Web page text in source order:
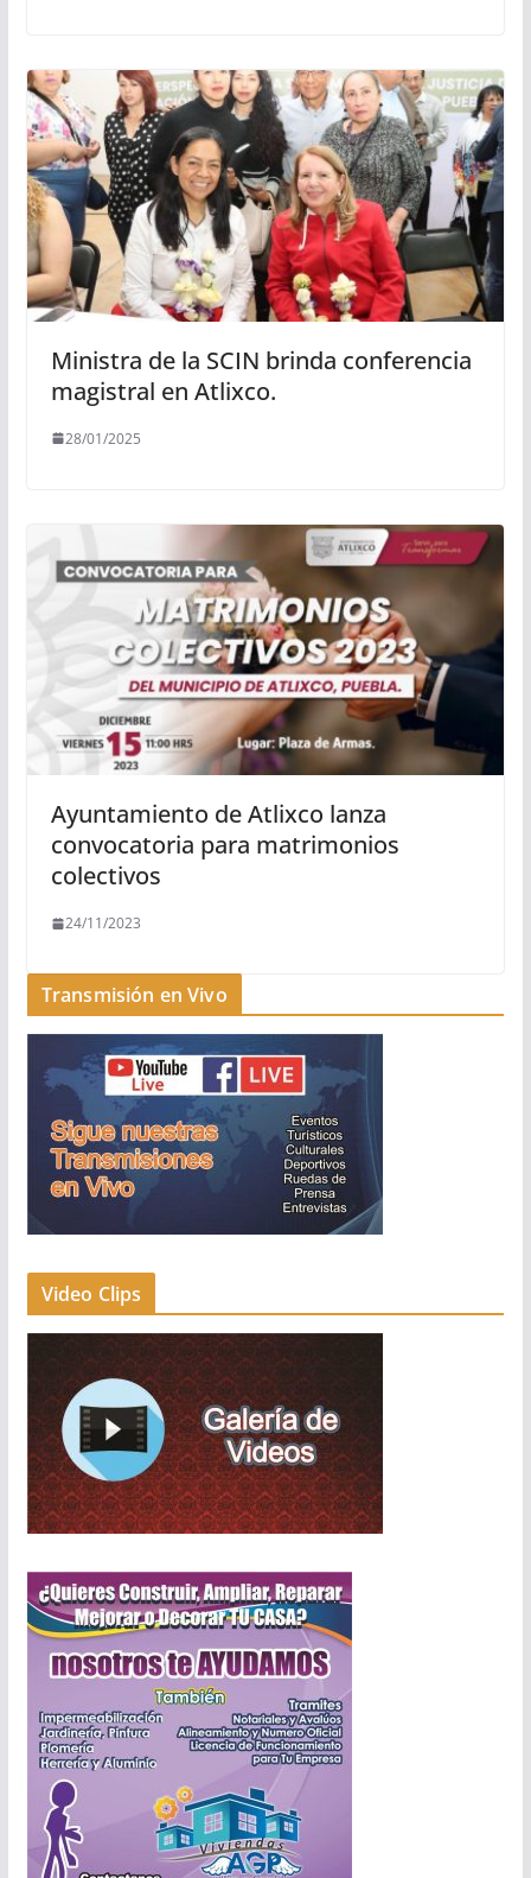
Ministra de la SCIN brinda conferencia
magistral en Atlixco.
28/01/2025
Ayuntamiento de Atlixco lanza
convocatoria para matrimonios
colectivos
24/11/2023
Transmisión en Vivo
Video Clips